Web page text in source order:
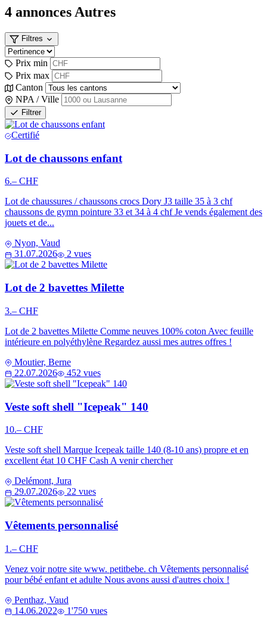
4 annonces Autres
Filtres
Prix min
Prix max
Canton
NPA / Ville
Filtrer
Certifié
Lot de chaussons enfant
6.– CHF
Lot de chaussures / chaussons crocs Dory J3 taille 35 à 3 chf
chaussons de gymn pointure 33 et 34 à 4 chf Je vends également des
jouets et de...
Nyon, Vaud
31.07.2026
2 vues
Lot de 2 bavettes Milette
3.– CHF
Lot de 2 bavettes Milette Comme neuves 100% coton Avec feuille
intérieure en polyéthylène Regardez aussi mes autres offres !
Moutier, Berne
22.07.2026
452 vues
Veste soft shell "Icepeak" 140
10.– CHF
Veste soft shell Marque Icepeak taille 140 (8-10 ans) propre et en
excellent état 10 CHF Cash A venir chercher
Delémont, Jura
29.07.2026
22 vues
Vêtements personnalisé
1.– CHF
Venez voir notre site www. petitbebe. ch Vêtements personnalisé
pour bébé enfant et adulte Nous avons aussi d'autres choix !
Penthaz, Vaud
14.06.2022
1'750 vues